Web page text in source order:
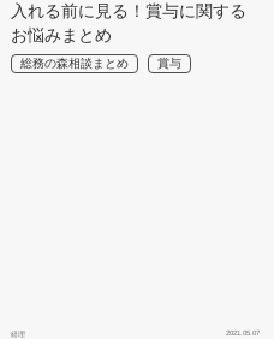
入れる前に見る！賞与に関する
お悩みまとめ
総務の森相談まとめ 賞与
経理 2021.05.07